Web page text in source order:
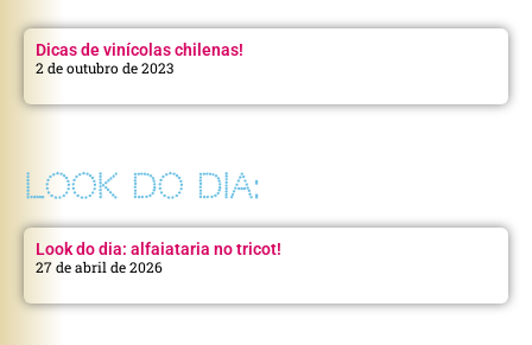
Dicas de vinícolas chilenas!
2 de outubro de 2023
LOOK DO DIA:
Look do dia: alfaiataria no tricot!
27 de abril de 2026